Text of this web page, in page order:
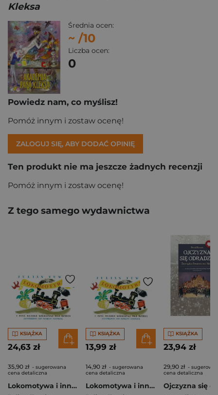
Kleksa
Średnia ocen:
~ /10
Liczba ocen:
0
Powiedz nam, co myślisz!
Pomóż innym i zostaw ocenę!
ZALOGUJ SIĘ, ABY DODAĆ OPINIĘ
Ten produkt nie ma jeszcze żadnych recenzji
Pomóż innym i zostaw ocenę!
Z tego samego wydawnictwa
KSIĄŻKA
24,63 zł
35,90 zł - sugerowana
cena detaliczna
Lokomotywa i inne wesołe wierszyki
KSIĄŻKA
13,99 zł
14,90 zł - sugerowana
cena detaliczna
Lokomotywa i inne wesołe wierszyki dla dzieci
KSIĄŻKA
23,94 zł
29,90 zł -
cena detaliczna